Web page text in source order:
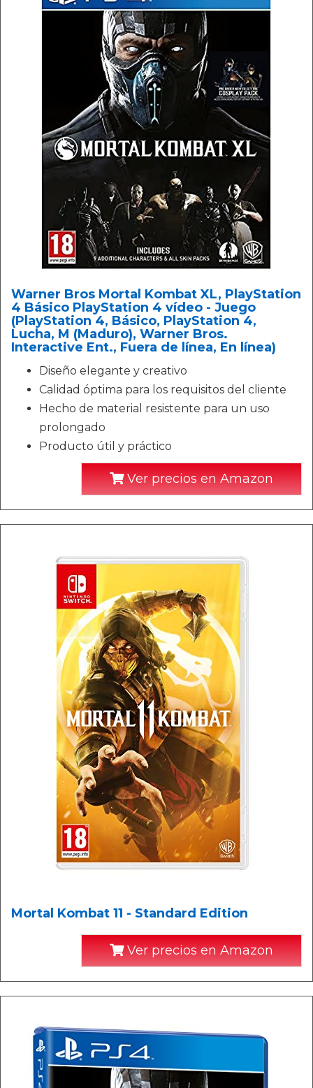
Warner Bros Mortal Kombat XL, PlayStation
4 Básico PlayStation 4 vídeo - Juego
(PlayStation 4, Básico, PlayStation 4,
Lucha, M (Maduro), Warner Bros.
Interactive Ent., Fuera de línea, En línea)
Diseño elegante y creativo
Calidad óptima para los requisitos del cliente
Hecho de material resistente para un uso
prolongado
Producto útil y práctico
Ver precios en Amazon
Mortal Kombat 11 - Standard Edition
Ver precios en Amazon